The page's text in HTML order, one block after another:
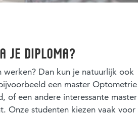
je diploma?
werken? Dan kun je natuurlijk ook
een master Optometrie
of een andere interessante master
Onze studenten kiezen vaak voor